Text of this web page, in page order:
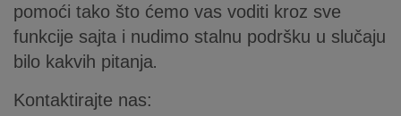
a
pomoći tako što ćemo vas voditi kroz sve
funkcije sajta i nudimo stalnu podršku u slučaju
bilo kakvih pitanja.
Kontaktirajte nas: